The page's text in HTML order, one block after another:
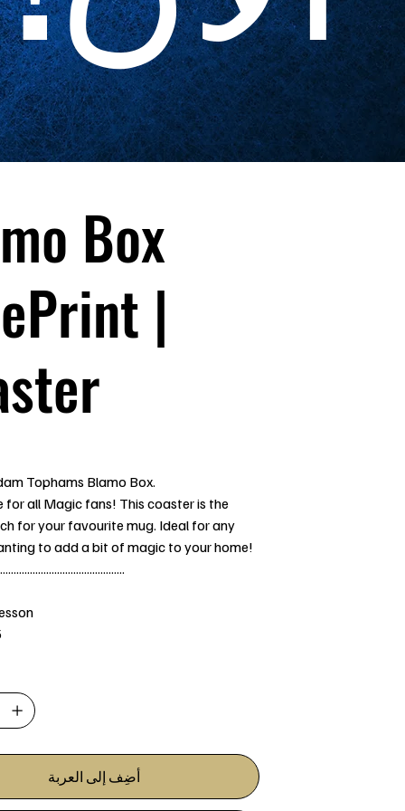
Box
|
Tophams Blamo Box.
for all Magic fans! This coaster is the
for your favourite mug. Ideal for any
to add a bit of magic to your home!
أضِف إلى العربة